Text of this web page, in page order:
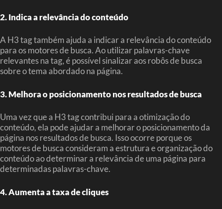
2. Indica a relevância do conteúdo
A H3 tag também ajuda a indicar a relevância do conteúdo
para os motores de busca. Ao utilizar palavras-chave
relevantes na tag, é possível sinalizar aos robôs de busca
sobre o tema abordado na página.
3. Melhora o posicionamento nos resultados de busca
Uma vez que a H3 tag contribui para a otimização do
conteúdo, ela pode ajudar a melhorar o posicionamento da
página nos resultados de busca. Isso ocorre porque os
motores de busca consideram a estrutura e organização do
conteúdo ao determinar a relevância de uma página para
determinadas palavras-chave.
4. Aumenta a taxa de cliques